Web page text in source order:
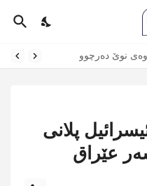
نوێ دەرچوو
پلانی
عێراق